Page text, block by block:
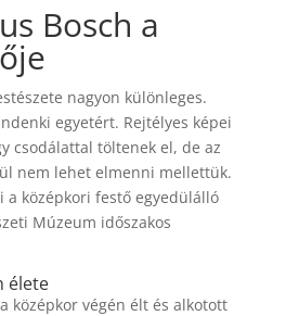
Bosch a
nagyon különleges.
egyetért. Rejtélyes képei
csodálattal töltenek el, de az
nem lehet elmenni mellettük.
a középkori festő egyedülálló
Múzeum időszakos
élete
középkor végén élt és alkotott